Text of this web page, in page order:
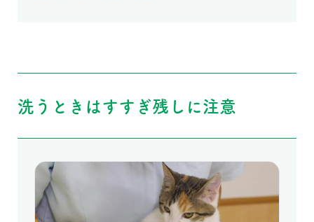
洗うときはすすぎ残しに注意